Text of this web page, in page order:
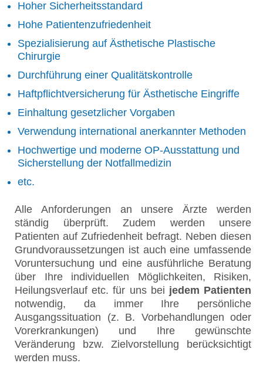
Hoher Sicherheitsstandard
Hohe Patientenzufriedenheit
Spezialisierung auf Ästhetische Plastische
Chirurgie
Durchführung einer Qualitätskontrolle
Haftpflichtversicherung für Ästhetische Eingriffe
Einhaltung gesetzlicher Vorgaben
Verwendung international anerkannter Methoden
Hochwertige und moderne OP-Ausstattung und
Sicherstellung der Notfallmedizin
etc.
Alle Anforderungen an unsere Ärzte werden
ständig überprüft. Zudem werden unsere
Patienten auf Zufriedenheit befragt. Neben diesen
Grundvoraussetzungen ist auch eine umfassende
Voruntersuchung und eine ausführliche Beratung
über Ihre individuellen Möglichkeiten, Risiken,
Heilungsverlauf etc. für uns bei jedem Patienten
notwendig, da immer Ihre persönliche
Ausgangssituation (z. B. Vorbehandlungen oder
Vorerkrankungen) und Ihre gewünschte
Veränderung bzw. Zielvorstellung berücksichtigt
werden muss.